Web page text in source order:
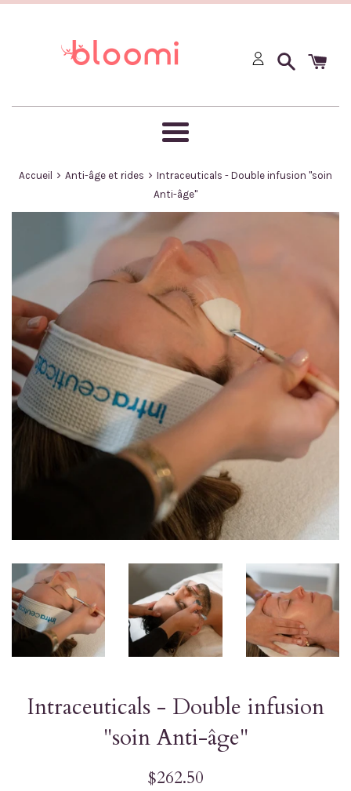
Passer
Menu
Accueil › Anti-âge et rides › Intraceuticals - Double infusion "soin
Anti-âge"
Intraceuticals - Double infusion
"soin Anti-âge"
Prix
$262.50